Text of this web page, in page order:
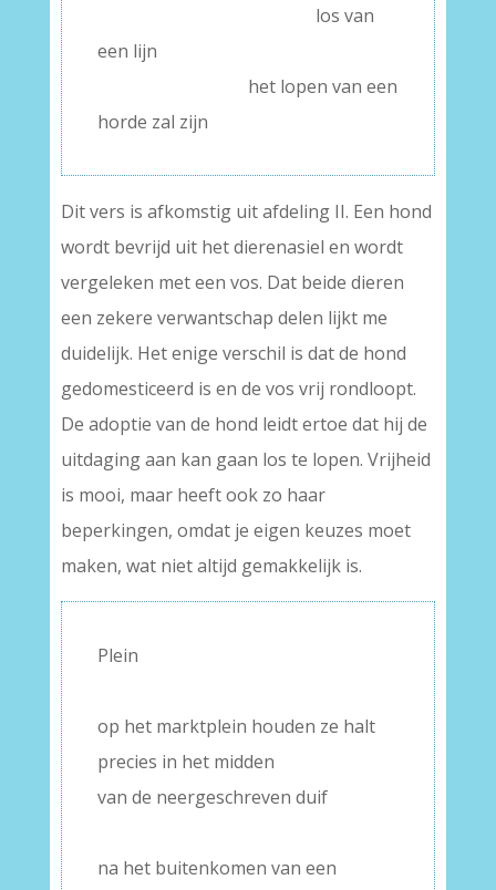
los van
een lijn
het lopen van een
horde zal zijn
Dit vers is afkomstig uit afdeling II. Een hond
wordt bevrijd uit het dierenasiel en wordt
vergeleken met een vos. Dat beide dieren
een zekere verwantschap delen lijkt me
duidelijk. Het enige verschil is dat de hond
gedomesticeerd is en de vos vrij rondloopt.
De adoptie van de hond leidt ertoe dat hij de
uitdaging aan kan gaan los te lopen. Vrijheid
is mooi, maar heeft ook zo haar
beperkingen, omdat je eigen keuzes moet
maken, wat niet altijd gemakkelijk is.
Plein
op het marktplein houden ze halt
precies in het midden
van de neergeschreven duif
na het buitenkomen van een